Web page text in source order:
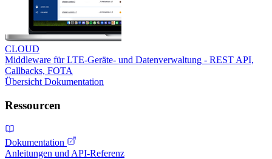
CLOUD
Middleware für LTE-Geräte- und Datenverwaltung - REST API,
Callbacks, FOTA
Übersicht Dokumentation
Ressourcen
Dokumentation
Anleitungen und API-Referenz